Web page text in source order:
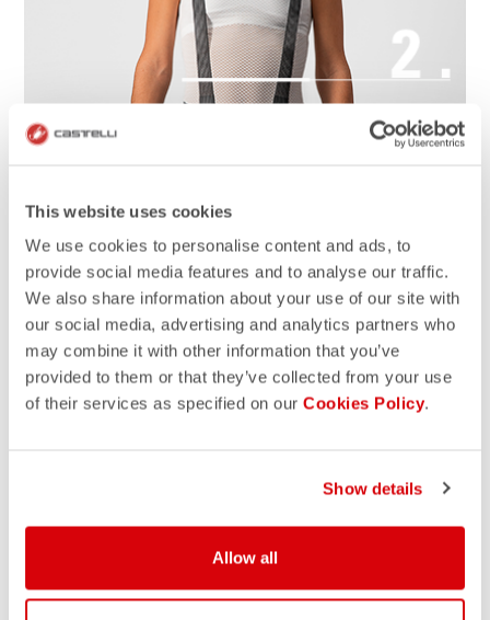
This website uses cookies
We use cookies to personalise content and ads, to
provide social media features and to analyse our traffic.
We also share information about your use of our site with
our social media, advertising and analytics partners who
may combine it with other information that you’ve
provided to them or that they’ve collected from your use
of their services as specified on our Cookies Policy.
Show details
Allow all
COME MISURARE
Utilizza un metro da sarto, annota le misure e
confrontale con la nostra tabella taglie per trovare quella
corretta. Per un risultato più accurato prendi le misure